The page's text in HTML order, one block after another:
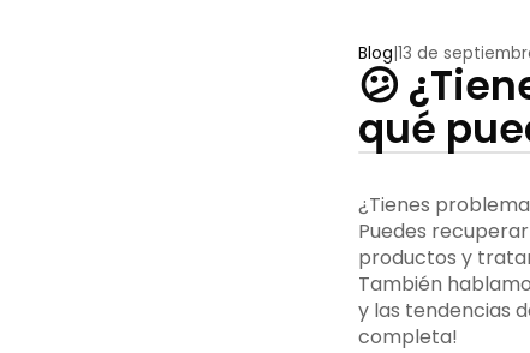
Blog 13 de
😕
qué
¿Tienes
Puedes
productos y
También
y las tendencias
completa!